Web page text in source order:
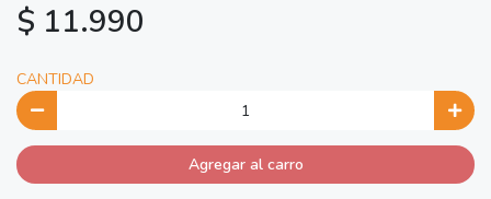
$ 11.990
CANTIDAD
Agregar al carro